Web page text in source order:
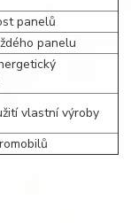
panelů
panelu
vlastní výroby